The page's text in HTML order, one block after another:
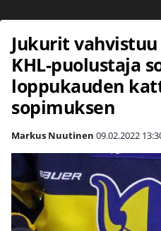
Jukurit
KHL-puolustaja
loppukauden
sopimuksen
Markus Nuutinen 09.02.2022